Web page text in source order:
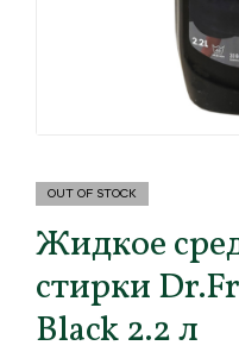
OUT OF STOCK
Жидкое
стирки
Black 2.2 л